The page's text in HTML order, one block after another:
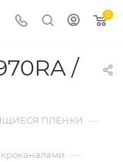
0
/
ПЛЕНКИ —
—